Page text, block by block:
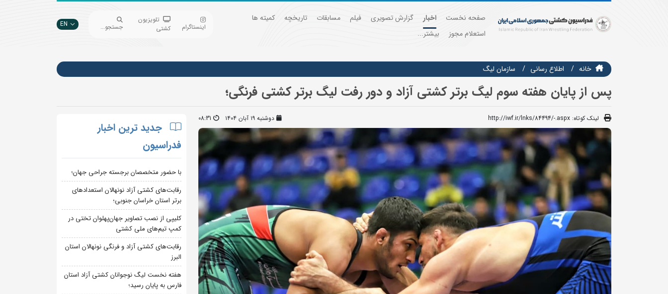
صفحه نخست اخبار گزارش تصویری فیلم مسابقات تاریخچه
کمیته ها
استعلام مجوز
بیشتر...
اینستاگرام
تلویزیون
کشتی
جستجو... EN
خانه اطلاع رسانی سازمان ليگ
پس از پایان هفته سوم لیگ برتر کشتی آزاد و دور رفت لیگ برتر کشتی فرنگی؛
لینک کوتاه: http://iwf.ir/lnks/84494/-.aspx دوشنبه ۱۹ آبان ۱۴۰۴ 08:31
جدید ترین اخبار
فدراسیون
با حضور متخصصان برجسته جراحی جهان؛
رقابت‌های کشتی آزاد نونهالان استعدادهای
برتر استان خراسان جنوبی؛
کلیپی از نصب تصاویر جهان‌پهلوان تختی در
کمپ تیم‌های ملی کشتی
رقابت‌های کشتی آزاد و فرنگی نونهالان استان
البرز
هفته نخست لیگ نوجوانان کشتی آزاد استان
فارس به پایان رسید؛